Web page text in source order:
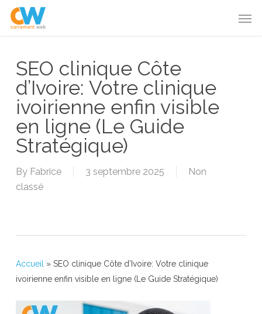
Skip
SEO clinique Côte
d’Ivoire: Votre clinique
ivoirienne enfin visible
en ligne (Le Guide
Stratégique)
By Fabrice 3 septembre 2025
Non
classé
Accueil » SEO clinique Côte d’Ivoire: Votre clinique
ivoirienne enfin visible en ligne (Le Guide Stratégique)